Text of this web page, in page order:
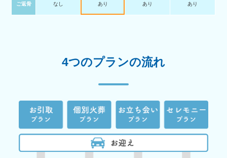
ご返骨 なし あり あり あり
4つのプランの流れ